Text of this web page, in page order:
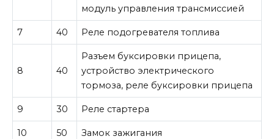
модуль управления трансмиссией
7 40 Реле подогревателя топлива
8 40
Разъем буксировки прицепа,
устройство электрического
тормоза, реле буксировки прицепа
9 30 Реле стартера
10 50 Замок зажигания